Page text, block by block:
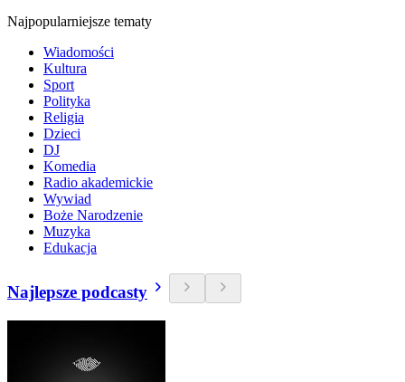
Najpopularniejsze tematy
Wiadomości
Kultura
Sport
Polityka
Religia
Dzieci
DJ
Komedia
Radio akademickie
Wywiad
Boże Narodzenie
Muzyka
Edukacja
Najlepsze podcasty